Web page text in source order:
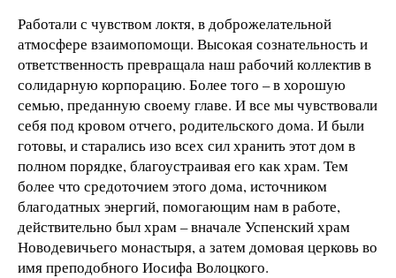
Работали с чувством локтя, в доброжелательной
атмосфере взаимопомощи. Высокая сознательность и
ответственность превращала наш рабочий коллектив в
солидарную корпорацию. Более того – в хорошую
семью, преданную своему главе. И все мы чувствовали
себя под кровом отчего, родительского дома. И были
готовы, и старались изо всех сил хранить этот дом в
полном порядке, благоустраивая его как храм. Тем
более что средоточием этого дома, источником
благодатных энергий, помогающим нам в работе,
действительно был храм – вначале Успенский храм
Новодевичьего монастыря, а затем домовая церковь во
имя преподобного Иосифа Волоцкого.